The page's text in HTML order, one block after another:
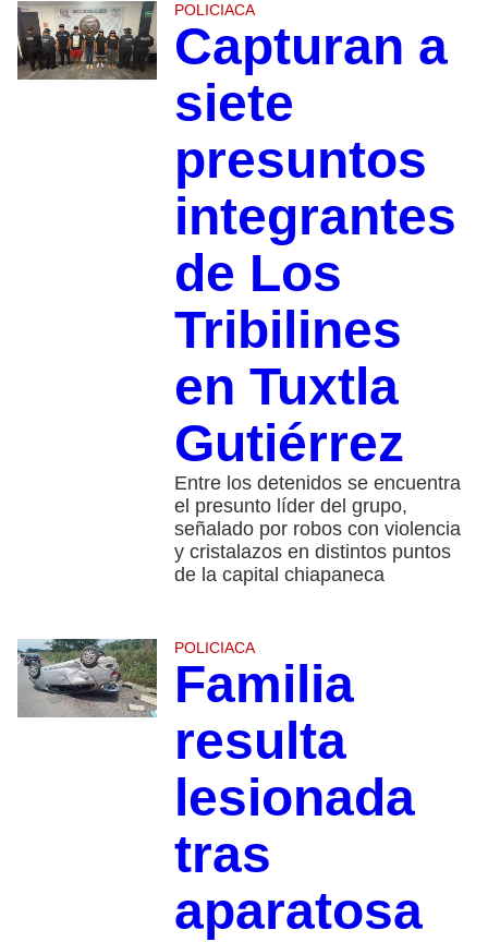
POLICIACA
Capturan a
siete
presuntos
integrantes
de Los
Tribilines
en Tuxtla
Gutiérrez
Entre los detenidos se encuentra
el presunto líder del grupo,
señalado por robos con violencia
y cristalazos en distintos puntos
de la capital chiapaneca
POLICIACA
Familia
resulta
lesionada
tras
aparatosa